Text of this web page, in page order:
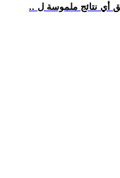
أي نتائج ملموسة ل